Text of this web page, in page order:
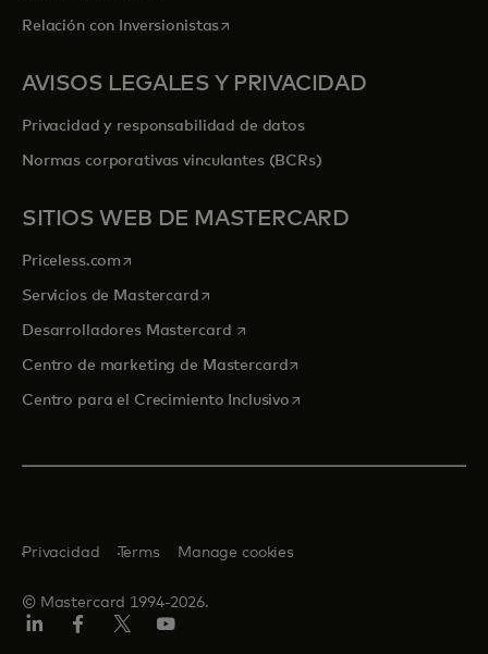
Relación con Inversionistasse abre en una pestaña nueva
AVISOS LEGALES Y PRIVACIDAD
Privacidad y responsabilidad de datos
Normas corporativas vinculantes (BCRs)
SITIOS WEB DE MASTERCARD
Priceless.com se abre en una pestaña nueva
Servicios de Mastercardse abre en una pestaña nueva
Desarrolladores Mastercard se abre en una pestaña nueva
Centro de marketing de Mastercardse abre en una pestaña
Centro para el Crecimiento Inclusivose abre en una pestaña
© Mastercard 1994-2026.
Privacidad Terms Manage cookies